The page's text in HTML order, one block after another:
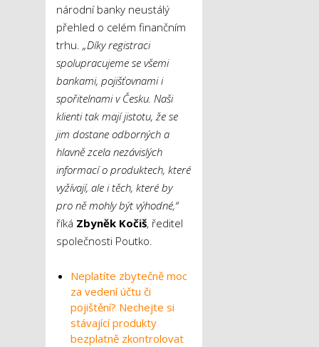
národní banky neustálý
přehled o celém finančním
trhu. „Díky registraci
spolupracujeme se všemi
bankami, pojišťovnami i
spořitelnami v Česku. Naši
klienti tak mají jistotu, že se
jim dostane odborných a
hlavně zcela nezávislých
informací o produktech, které
vyžívají, ale i těch, které by
pro ně mohly být výhodné,“
říká Zbyněk Kočiš, ředitel
společnosti Poutko.
Neplatíte zbytečně moc
za vedení účtu či
pojištění? Nechejte si
stávající produkty
bezplatně zkontrolovat